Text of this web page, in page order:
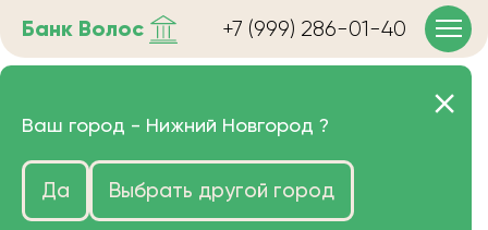
Банк Волос +7 (999) 286-01-40
Продать волосы в Нижнем
Новогороде очень дорого
Цена зависит от длины, цвета и структуры
Ваш город - Нижний Новгород ?
Да Выбрать другой город